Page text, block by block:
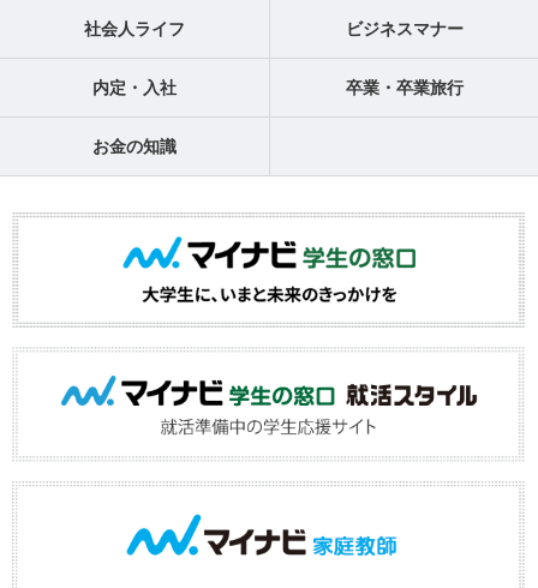
社会人ライフ ビジネスマナー
内定・入社 卒業・卒業旅行
お金の知識